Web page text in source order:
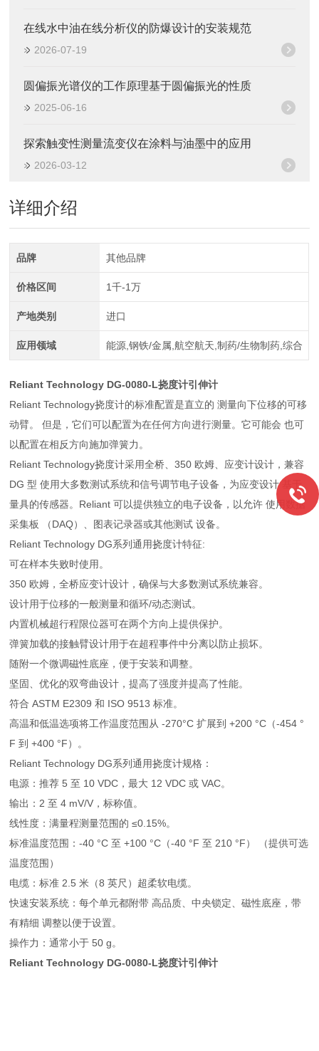
在线水中油在线分析仪的防爆设计的安装规范
2026-07-19
圆偏振光谱仪的工作原理基于圆偏振光的性质
2025-06-16
探索触变性测量流变仪在涂料与油墨中的应用
2026-03-12
详细介绍
品牌 其他品牌
价格区间 1千-1万
产地类别 进口
应用领域 能源,钢铁/金属,航空航天,制药/生物制药,综合
Reliant Technology DG-0080-L挠度计引伸计
Reliant Technology挠度计的标准配置是直立的 测量向下位移的可移
动臂。 但是，它们可以配置为在任何方向进行测量。它可能会 也可
以配置在相反方向施加弹簧力。
Reliant Technology挠度计采用全桥、350 欧姆、应变计设计，兼容
DG 型 使用大多数测试系统和信号调节电子设备，为应变设计 基于
量具的传感器。Reliant 可以提供独立的电子设备，以允许 使用数据
采集板 （DAQ）、图表记录器或其他测试 设备。
Reliant Technology DG系列通用挠度计特征:
可在样本失败时使用。
350 欧姆，全桥应变计设计，确保与大多数测试系统兼容。
设计用于位移的一般测量和循环/动态测试。
内置机械超行程限位器可在两个方向上提供保护。
弹簧加载的接触臂设计用于在超程事件中分离以防止损坏。
随附一个微调磁性底座，便于安装和调整。
坚固、优化的双弯曲设计，提高了强度并提高了性能。
符合 ASTM E2309 和 ISO 9513 标准。
高温和低温选项将工作温度范围从 -270°C 扩展到 +200 °C（-454 °
F 到 +400 °F）。
Reliant Technology DG系列通用挠度计规格：
电源：推荐 5 至 10 VDC，最大 12 VDC 或 VAC。
输出：2 至 4 mV/V，标称值。
线性度：满量程测量范围的 ≤0.15%。
标准温度范围：-40 °C 至 +100 °C（-40 °F 至 210 °F） （提供可选
温度范围）
电缆：标准 2.5 米（8 英尺）超柔软电缆。
快速安装系统：每个单元都附带 高品质、中央锁定、磁性底座，带
有精细 调整以便于设置。
操作力：通常小于 50 g。
Reliant Technology DG-0080-L挠度计引伸计